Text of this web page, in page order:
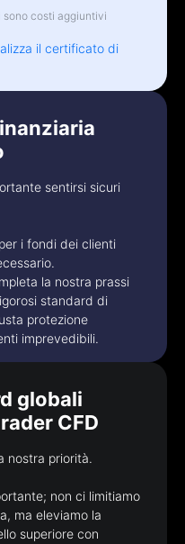
costi aggiuntivi
il certificato di
sentirsi sicuri
i fondi dei clienti
la nostra prassi
standard di
protezione
imprevedibili.
globali
CFD
nostra priorità.
non ci limitiamo
ma eleviamo la
superiore con